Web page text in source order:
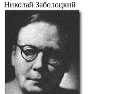
Николай Заболоцкий